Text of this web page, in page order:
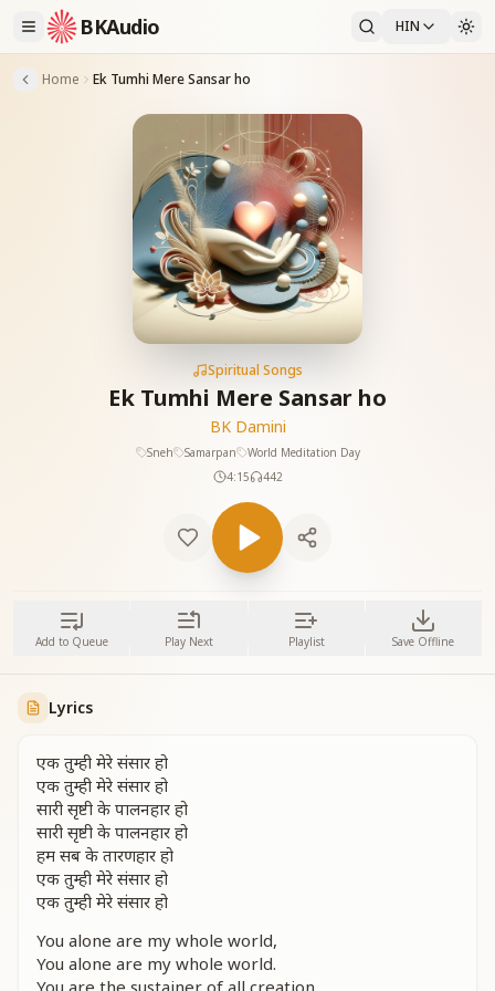
BKAudio HIN
Home Ek Tumhi Mere Sansar ho
Spiritual Songs
Ek Tumhi Mere Sansar ho
BK Damini
Sneh Samarpan
World Meditation Day
4:15
442
Add to Queue Play Next Playlist Save Offline
Lyrics
एक तुम्ही मेरे संसार हो
एक तुम्ही मेरे संसार हो
सारी सृष्टी के पालनहार हो
सारी सृष्टी के पालनहार हो
हम सब के तारणहार हो
एक तुम्ही मेरे संसार हो
एक तुम्ही मेरे संसार हो
You alone are my whole world,
You alone are my whole world.
You are the sustainer of all creation,